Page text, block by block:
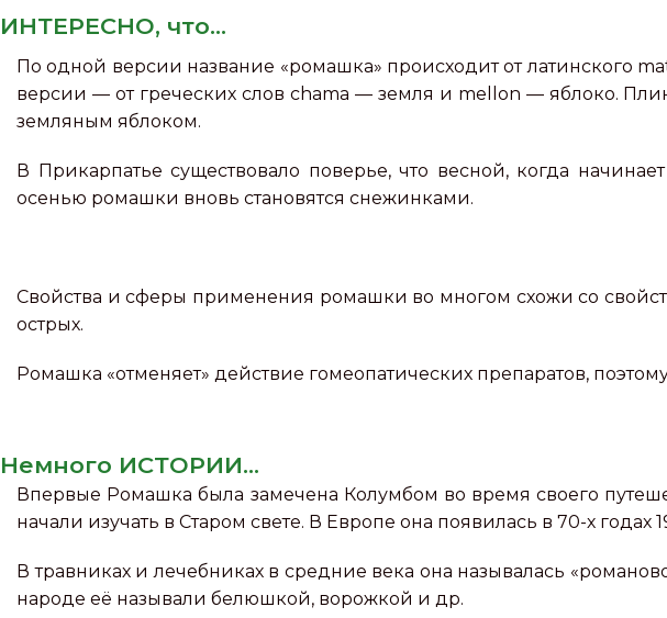
ИНТЕРЕСНО, что...
По одной версии название «ромашка» происходит от латинского
версии — от греческих слов chama — земля и mellon — яблоко.
земляным яблоком.
В Прикарпатье существовало поверье, что весной, когда
осенью ромашки вновь становятся снежинками.
Свойства и сферы применения ромашки во многом схожи со
острых.
Ромашка «отменяет» действие гомеопатических препаратов,
Немного ИСТОРИИ...
Впервые Ромашка была замечена Колумбом во время своего
начали изучать в Старом свете. В Европе она появилась в 70-х годах
В травниках и лечебниках в средние века она называлась
народе её называли белюшкой, ворожкой и др.